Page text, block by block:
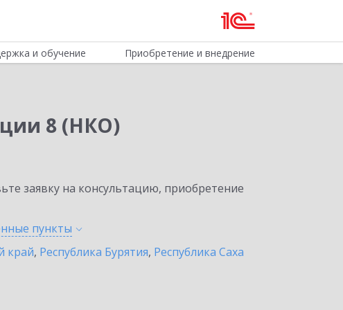
и обучение Приобретение и внедрение
8 (НКО)
заявку на консультацию, приобретение
пункты
край, Республика Бурятия, Республика Саха